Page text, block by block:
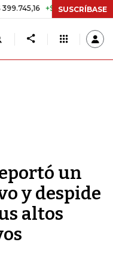
+$ 2.295,71 +0,58%
SUSCRÍBASE
un
y despide
altos